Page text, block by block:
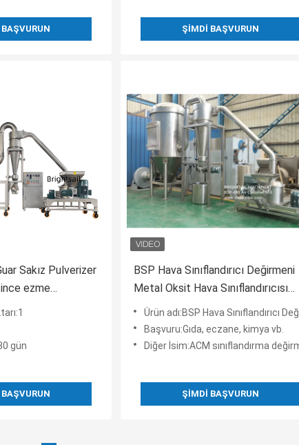
ŞIMDI BAŞVURUN
Sakız Pulverizer
ezme
gün
BSP Hava Sınıflandırıcı Değirmeni
Metal Oksit Hava Sınıflandırıcısı
Metal Oksit ACM GGRINDER
Ürün adı:BSP Hava Sınıflandırıcı Değirmeni Metal Oksit Hava Sınıflandırıcısı Metal Oksit ACM
Başvuru:Gıda, eczane, kimya vb.
Diğer İsim:ACM sınıflandırma
ŞIMDI BAŞVURUN